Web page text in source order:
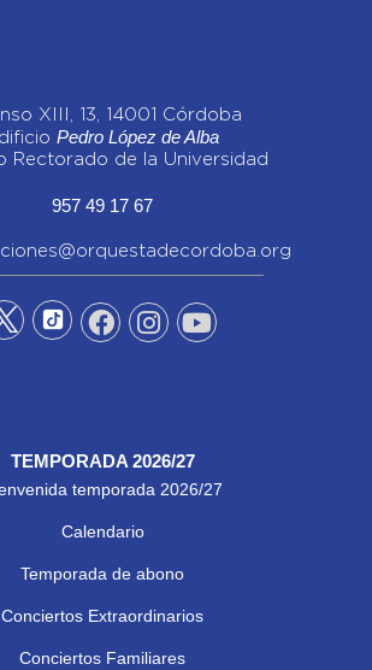
XIII, 13, 14001 Córdoba
Pedro López de Alba
Rectorado de la Universidad
957 49 17 67
TEMPORADA 2026/27
temporada 2026/27
Calendario
Temporada de abono
Conciertos Extraordinarios
Conciertos Familiares